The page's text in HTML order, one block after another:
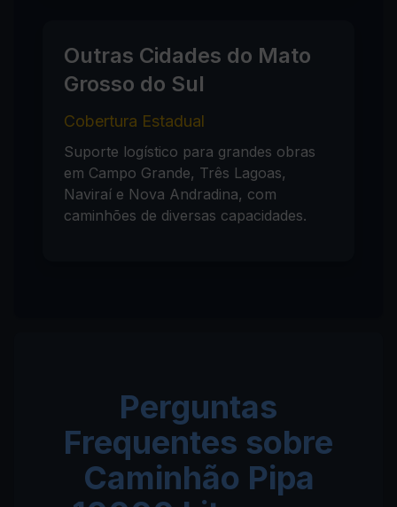
Outras Cidades do Mato
Grosso do Sul
Cobertura Estadual
Suporte logístico para grandes obras
em Campo Grande, Três Lagoas,
Naviraí e Nova Andradina, com
caminhões de diversas capacidades.
Perguntas
Frequentes sobre
Caminhão Pipa